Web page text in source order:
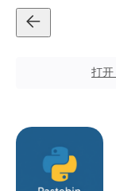
打开